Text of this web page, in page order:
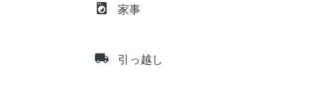
local_laundry_service 家事
local_shipping 引っ越し